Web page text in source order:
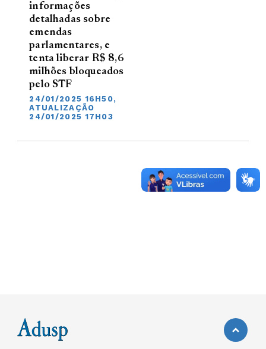
informações
detalhadas sobre
emendas
parlamentares, e
tenta liberar R$ 8,6
milhões bloqueados
pelo STF
24/01/2025 16H50,
ATUALIZAÇÃO
24/01/2025 17H03